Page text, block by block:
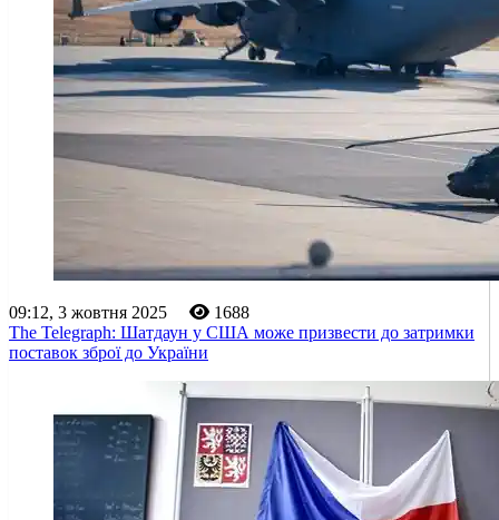
09:12, 3 жовтня 2025
1688
The Telegraph: Шатдаун у США може призвести до затримки
поставок зброї до України